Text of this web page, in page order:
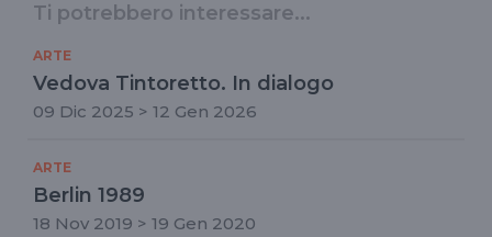
Ti potrebbero interessare...
ARTE
Vedova Tintoretto. In dialogo
09 Dic 2025 > 12 Gen 2026
ARTE
Berlin 1989
18 Nov 2019 > 19 Gen 2020